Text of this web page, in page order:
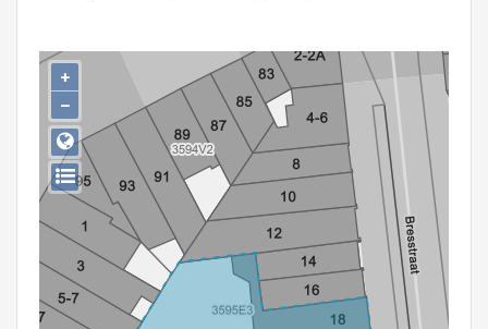
Downloads
Hergebruik
Aanmelden
+
−